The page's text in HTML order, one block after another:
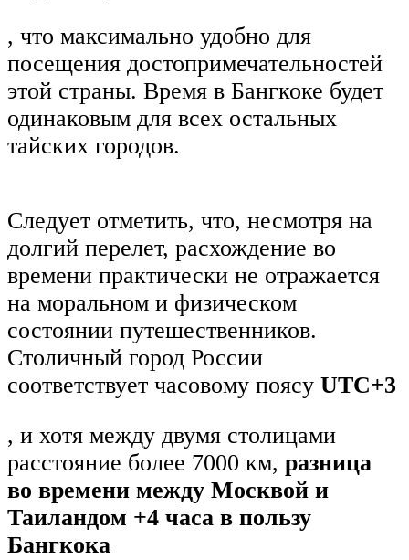
, что максимально удобно для
посещения достопримечательностей
этой страны. Время в Бангкоке будет
одинаковым для всех остальных
тайских городов.
Следует отметить, что, несмотря на
долгий перелет, расхождение во
времени практически не отражается
на моральном и физическом
состоянии путешественников.
Столичный город России
соответствует часовому поясу UTC+3
, и хотя между двумя столицами
расстояние более 7000 км, разница
во времени между Москвой и
Таиландом +4 часа в пользу
Бангкока